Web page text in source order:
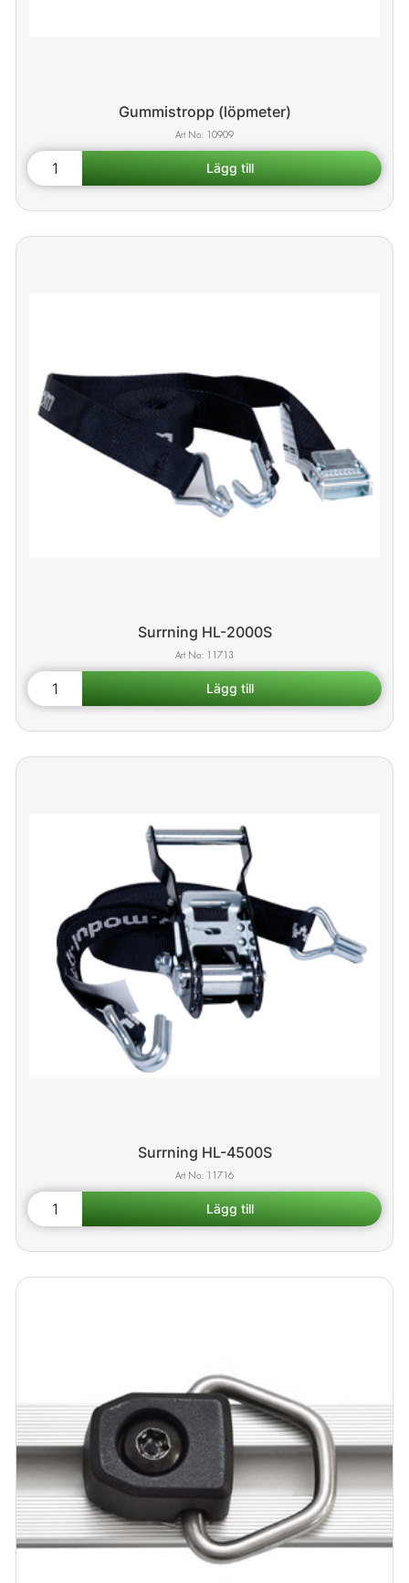
Gummistropp (löpmeter)
10909
Surrning HL-2000S
11713
Surrning HL-4500S
11716